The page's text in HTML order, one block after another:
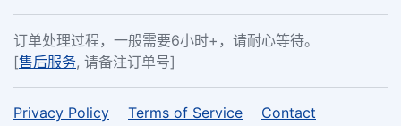
订单处理过程，一般需要6小时+，请耐心等待。
[售后服务, 请备注订单号]
Privacy Policy Terms of Service Contact